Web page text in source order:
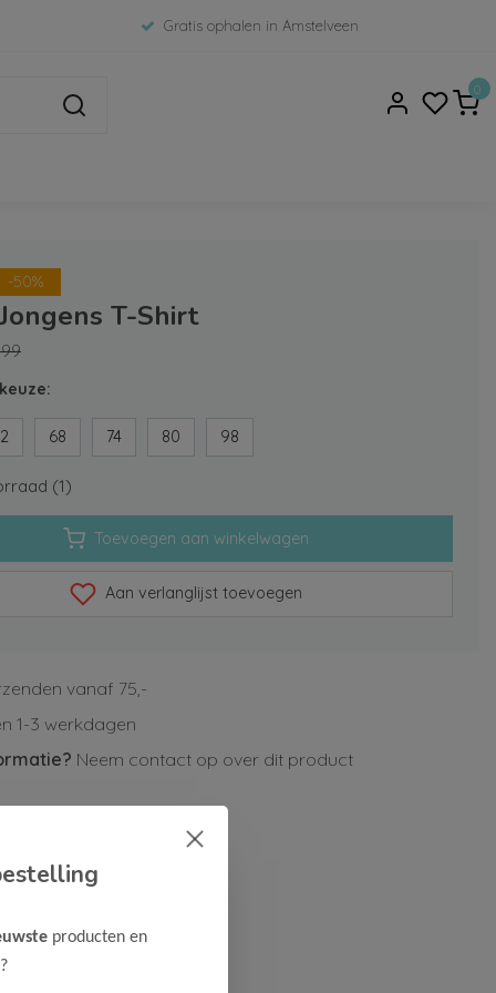
Gratis ophalen in Amstelveen
0
-50%
T-Shirt
68 74 80 98
(1)
Toevoegen aan winkelwagen
Aan verlanglijst toevoegen
vanaf 75,-
1-3 werkdagen
Neem contact op over dit product
producten en